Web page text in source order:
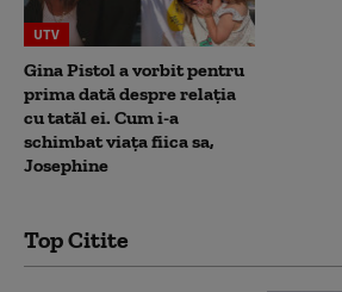
UTV
Gina Pistol a vorbit pentru
prima dată despre relația
cu tatăl ei. Cum i-a
schimbat viața fiica sa,
Josephine
Top Citite